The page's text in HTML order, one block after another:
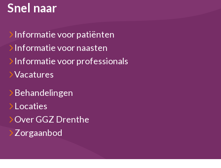
Snel naar
Informatie voor patiënten
Informatie voor naasten
Informatie voor professionals
Vacatures
Behandelingen
Locaties
Over GGZ Drenthe
Zorgaanbod